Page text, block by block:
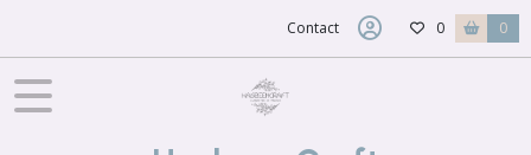
Contact 0 0